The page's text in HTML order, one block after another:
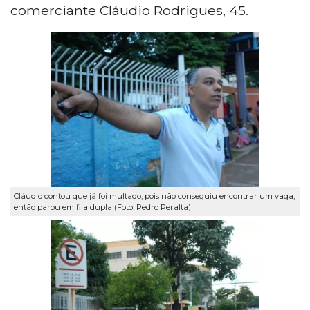
comerciante Cláudio Rodrigues, 45.
Cláudio contou que já foi multado, pois não conseguiu encontrar um vaga,
então parou em fila dupla (Foto: Pedro Peralta)